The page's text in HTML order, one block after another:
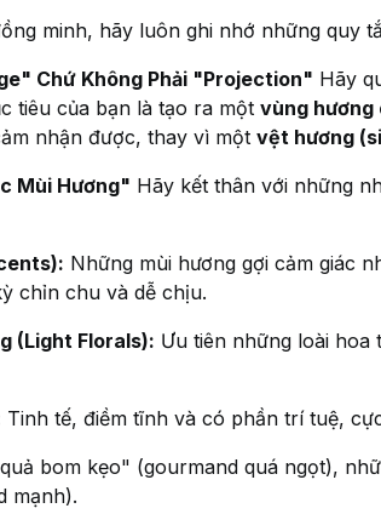
minh, hãy luôn ghi nhớ những quy
Chứ Không Phải "Projection" Hãy
tiêu của bạn là tạo ra một vùng hương
nhận được, thay vì một vệt hương
Mùi Hương" Hãy kết thân với những
Những mùi hương gợi cảm giác
chỉn chu và dễ chịu.
(Light Florals): Ưu tiên những loài
Tinh tế, điềm tĩnh và có phần trí tuệ,
bom kẹo" (gourmand quá ngọt),
mạnh).